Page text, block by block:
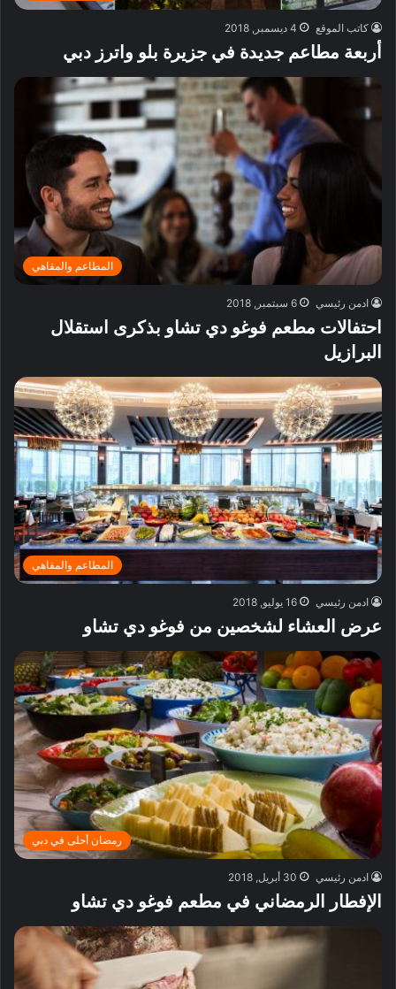
كاتب الموقع 4 ديسمبر, 2018
أربعة مطاعم جديدة في جزيرة بلو واترز دبي
المطاعم والمقاهي
ادمن رئيسي 6 سبتمبر, 2018
احتفالات مطعم فوغو دي تشاو بذكرى استقلال
البرازيل
المطاعم والمقاهي
ادمن رئيسي 16 يوليو, 2018
عرض العشاء لشخصين من فوغو دي تشاو
رمضان أحلى في دبي
ادمن رئيسي 30 أبريل, 2018
الإفطار الرمضاني في مطعم فوغو دي تشاو